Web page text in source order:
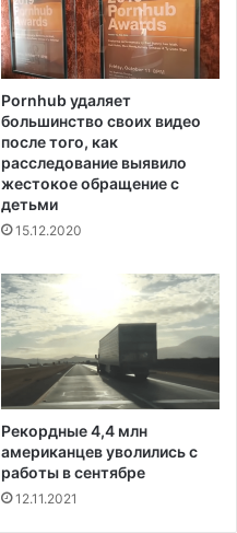
Pornhub удаляет
большинство своих видео
после того, как
расследование выявило
жестокое обращение с
детьми
15.12.2020
Рекордные 4,4 млн
американцев уволились с
работы в сентябре
12.11.2021